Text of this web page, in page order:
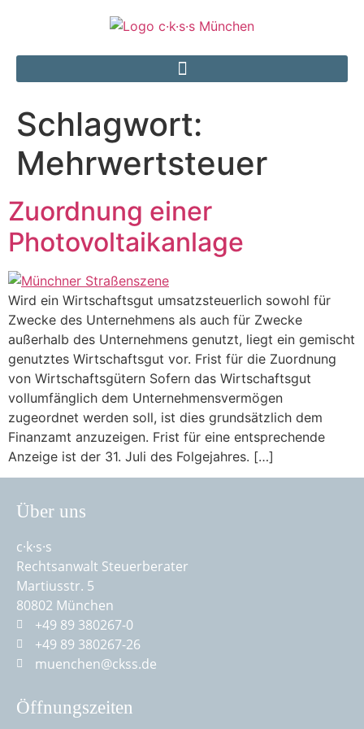
Schlagwort:
Mehrwertsteuer
Zuordnung einer
Photovoltaikanlage
Wird ein Wirtschaftsgut umsatzsteuerlich sowohl für
Zwecke des Unternehmens als auch für Zwecke
außerhalb des Unternehmens genutzt, liegt ein gemischt
genutztes Wirtschaftsgut vor. Frist für die Zuordnung
von Wirtschaftsgütern Sofern das Wirtschaftsgut
vollumfänglich dem Unternehmensvermögen
zugeordnet werden soll, ist dies grundsätzlich dem
Finanzamt anzuzeigen. Frist für eine entsprechende
Anzeige ist der 31. Juli des Folgejahres. […]
Über uns
c·k·s·s
Rechtsanwalt Steuerberater
Martiusstr. 5
80802 München
+49 89 380267-0
+49 89 380267-26
muenchen@ckss.de
Öffnungszeiten